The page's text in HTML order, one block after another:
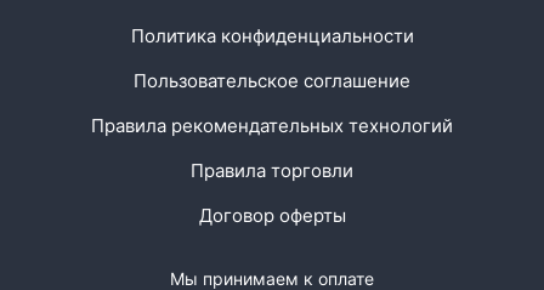
Политика конфиденциальности
Пользовательское соглашение
Правила рекомендательных технологий
Правила торговли
Договор оферты
Мы принимаем к оплате